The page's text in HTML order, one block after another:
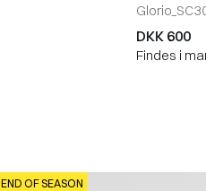
DKK 600
Findes i
END OF SEASON